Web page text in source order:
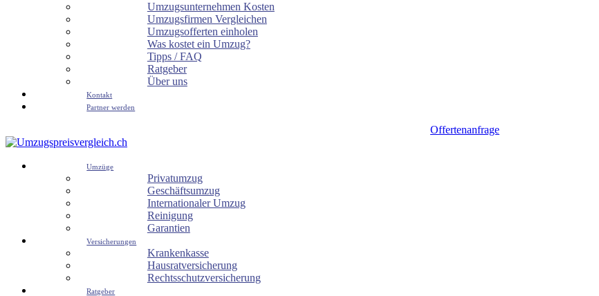
Umzugsunternehmen Kosten
Umzugsfirmen Vergleichen
Umzugsofferten einholen
Was kostet ein Umzug?
Tipps / FAQ
Ratgeber
Über uns
Kontakt
Partner werden
Offertenanfrage
Umzüge
Privatumzug
Geschäftsumzug
Internationaler Umzug
Reinigung
Garantien
Versicherungen
Krankenkasse
Hausratversicherung
Rechtsschutzversicherung
Ratgeber